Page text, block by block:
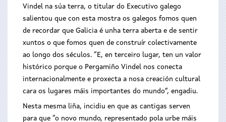
Vindel na súa terra, o titular do Executivo galego
salientou que con esta mostra os galegos fomos quen
de recordar que Galicia é unha terra aberta e de sentir
xuntos o que fomos quen de construír colectivamente
ao longo dos séculos. “E, en terceiro lugar, ten un valor
histórico porque o Pergamiño Vindel nos conecta
internacionalmente e proxecta a nosa creación cultural
cara os lugares máis importantes do mundo”, engadiu.
Nesta mesma liña, incidiu en que as cantigas serven
para que “o novo mundo, representado pola urbe máis